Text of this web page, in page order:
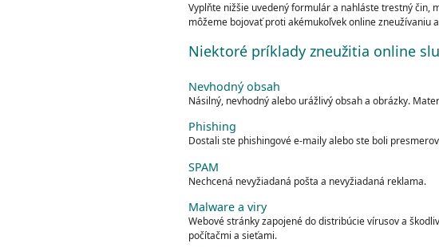
Vyplňte nižšie uvedený formulár a nahláste trestný čin,
môžeme bojovať proti akémukoľvek online
Niektoré príklady zneužitia online
Nevhodný obsah
Násilný, nevhodný alebo urážlivý obsah a obrázky.
Phishing
Dostali ste phishingové e-maily alebo ste boli
SPAM
Nechcená nevyžiadaná pošta a nevyžiadaná reklama.
Malware a viry
Webové stránky zapojené do distribúcie vírusov a
počítačmi a sieťami.